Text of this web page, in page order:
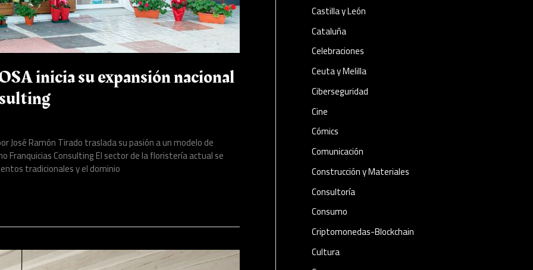
inicia su expansión nacional
José Ramón Tirado traslada su pasión a un modelo de
Franquicias Consulting El sector de la floristería actual se
tradicionales y el dominio
Castilla y León
Cataluña
Celebraciones
Ceuta y Melilla
Ciberseguridad
Cine
Cómics
Comunicación
Construcción y Materiales
Consultoría
Consumo
Criptomonedas-Blockchain
Cultura